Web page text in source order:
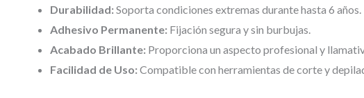
Durabilidad: Soporta condiciones extremas durante hasta 6 años.
Adhesivo Permanente: Fijación segura y sin burbujas.
Acabado Brillante: Proporciona un aspecto profesional y
Facilidad de Uso: Compatible con herramientas de corte y